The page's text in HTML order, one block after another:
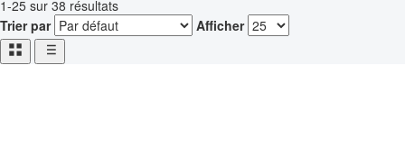
1-25 sur 38 résultats
Trier par
Afficher